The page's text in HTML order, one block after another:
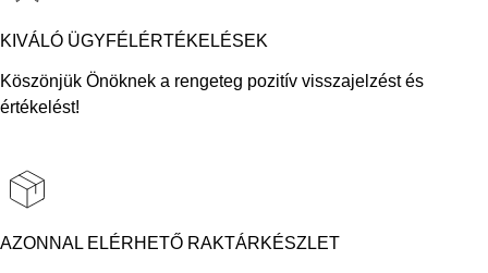
KIVÁLÓ ÜGYFÉLÉRTÉKELÉSEK
Köszönjük Önöknek a rengeteg pozitív visszajelzést és
értékelést!
AZONNAL ELÉRHETŐ RAKTÁRKÉSZLET